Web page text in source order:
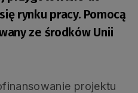
rynku pracy. Pomocą
ze środków Unii
projektu